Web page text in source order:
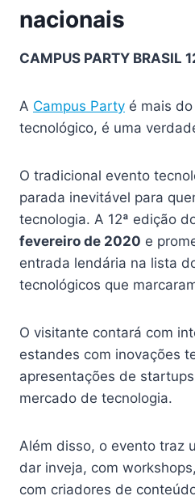
nacionais
CAMPUS PARTY BRASIL
A Campus Party é mais
tecnológico, é uma
O tradicional evento
parada inevitável para
tecnologia. A 12ª edição
fevereiro de 2020 e
entrada lendária na lista
tecnológicos que
O visitante contará com
estandes com inovações
apresentações de
mercado de tecnologia.
Além disso, o evento traz
dar inveja, com
com criadores de